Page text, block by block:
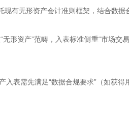
有无形资产会计准则框架，结合数据
形资产”范畴，入表标准侧重“市场交
入表需先满足“数据合规要求”（如获